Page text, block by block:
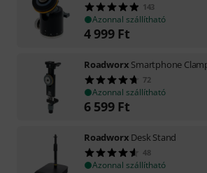
143
Azonnal szállítható
4 999 Ft
Roadworx Smartphone
72
Azonnal szállítható
6 599 Ft
Roadworx Desk Stand
48
Azonnal szállítható